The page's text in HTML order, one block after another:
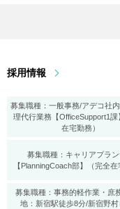
採用情報
募集職種：一般事務/アデコ社
理代行業務【OfficeSupport1課
在宅勤務）
募集職種：キャリアプラ
【PlanningCoach部】（完全在
募集職種：事務的軽作業・庶
地：新宿駅徒歩8分/新宿野村